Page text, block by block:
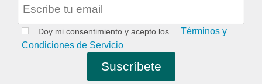
Doy mi consentimiento y acepto los
Términos y
Condiciones de Servicio